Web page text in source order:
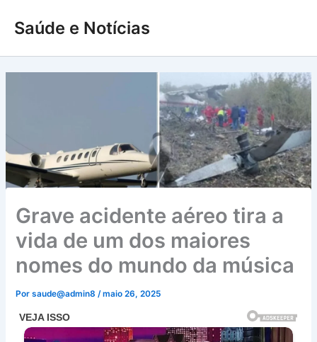
para
conteúdo
Saúde e Notícias
Grave acidente aéreo tira a
vida de um dos maiores
nomes do mundo da música
Porsaude@admin8/maio 26, 2025